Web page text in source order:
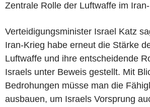
Zentrale Rolle der Luftwaffe im
Verteidigungsminister Israel Katz
Iran-Krieg habe erneut die Stärke
Luftwaffe und ihre entscheidende
Israels unter Beweis gestellt. Mit
Bedrohungen müsse man die
ausbauen, um Israels Vorsprung